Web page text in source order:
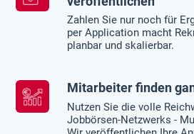
Zahlen Sie nur noch für
per Application macht
planbar und skalierbar.
Mitarbeiter finden
Nutzen Sie die volle
Jobbörsen-Netzwerks -